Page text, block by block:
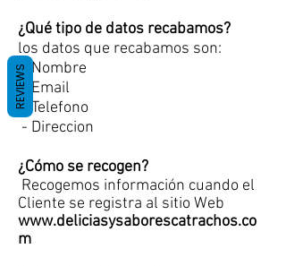
¿Qué tipo de datos recabamos?
los datos que recabamos son:
- Nombre
- Email
- Telefono
- Direccion
¿Cómo se recogen?
Recogemos información cuando el
Cliente se registra al sitio Web
www.deliciasysaborescatrachos.co
m
REVIEWS